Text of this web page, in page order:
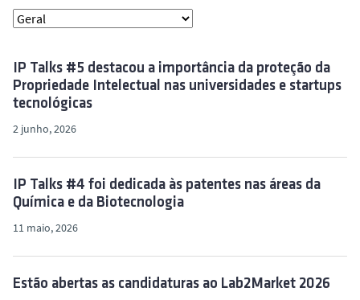
IP Talks #5 destacou a importância da proteção da
Propriedade Intelectual nas universidades e startups
tecnológicas
2 junho, 2026
IP Talks #4 foi dedicada às patentes nas áreas da
Química e da Biotecnologia
11 maio, 2026
Estão abertas as candidaturas ao Lab2Market 2026